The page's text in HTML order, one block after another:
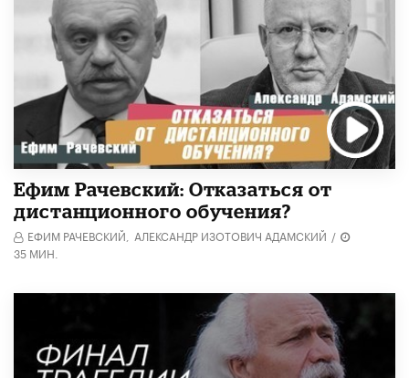
Ефим Рачевский: Отказаться от
дистанционного обучения?
ЕФИМ РАЧЕВСКИЙ, АЛЕКСАНДР ИЗОТОВИЧ АДАМСКИЙ /
35 МИН.